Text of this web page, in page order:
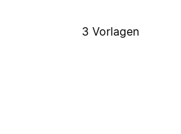
3 Vorlagen